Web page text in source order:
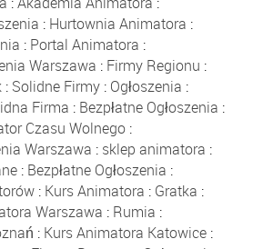
: Hurtownia Animatora :
: Portal Animatora :
Warszawa : Firmy Regionu :
: Solidne Firmy: Ogłoszenia :
Firma : Bezpłatne Ogłoszenia :
Czasu Wolnego:
Warszawa : sklep animatora :
: Bezpłatne Ogłoszenia :
: Kurs Animatora : Gratka :
Warszawa : Rumia :
: Kurs Animatora Katowice :